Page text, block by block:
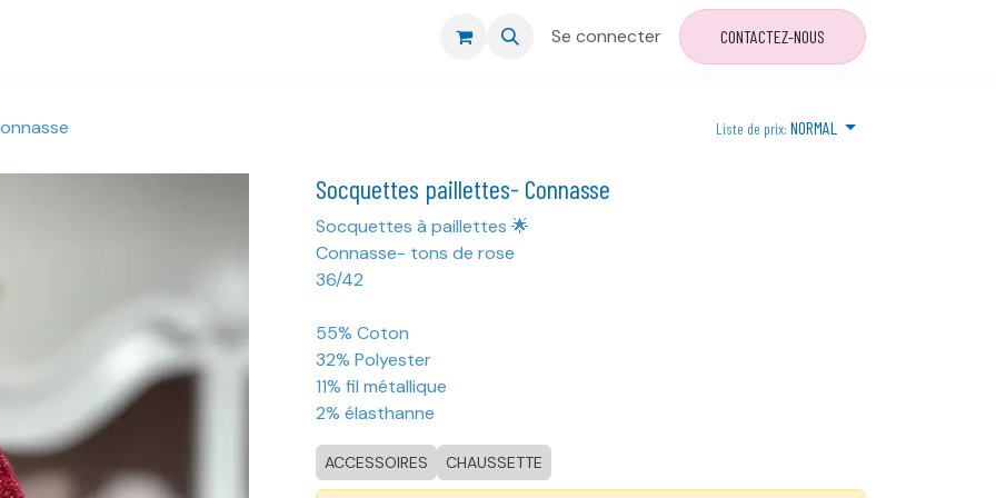
Livraison et retour Se connecter CONTACTEZ-NOUS
Liste de prix: NORMAL
Socquettes paillettes- Connasse
Socquettes à paillettes 🌟
Connasse- tons de rose
36/42
55% Coton
32% Polyester
11% fil métallique
2% élasthanne
ACCESSOIRES CHAUSSETTE